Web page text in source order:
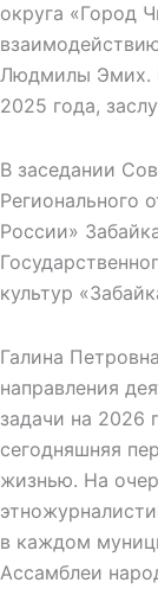
округа «Город
Людмилы Эмих.
2025 года,
В заседании
Регионального
России»
культур
Галина
направления
задачи на 2026
сегодняшняя
жизнью. На
в каждом
Ассамблеи